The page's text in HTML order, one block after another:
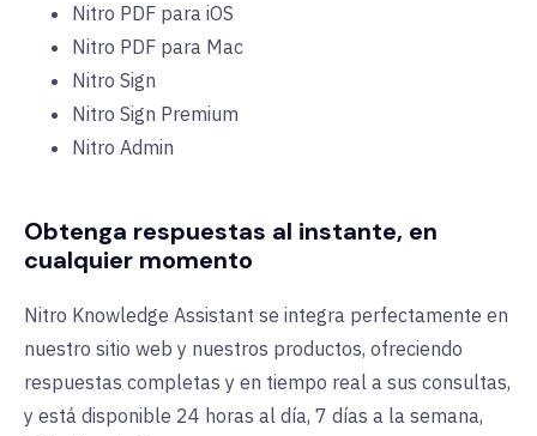
Nitro PDF para iOS
Nitro PDF para Mac
Nitro Sign
Nitro Sign Premium
Nitro Admin
Obtenga respuestas al instante, en
cualquier momento
Nitro Knowledge Assistant se integra perfectamente en
nuestro sitio web y nuestros productos, ofreciendo
respuestas completas y en tiempo real a sus consultas,
y está disponible 24 horas al día, 7 días a la semana,